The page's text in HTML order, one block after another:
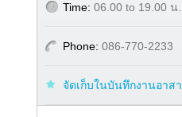
Time: 06.00 to 19.00 น.
Phone: 086-770-2233
จัดเก็บในบันทึกงานอาสา